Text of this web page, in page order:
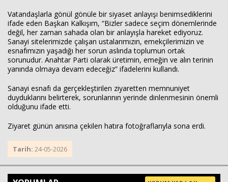
Vatandaşlarla gönül gönüle bir siyaset anlayışı benimsediklerini
ifade eden Başkan Kalkışım, “Bizler sadece seçim dönemlerinde
değil, her zaman sahada olan bir anlayışla hareket ediyoruz.
Sanayi sitelerimizde çalışan ustalarımızın, emekçilerimizin ve
esnafımızın yaşadığı her sorun aslında toplumun ortak
sorunudur. Anahtar Parti olarak üretimin, emeğin ve alın terinin
yanında olmaya devam edeceğiz” ifadelerini kullandı.
Sanayi esnafı da gerçekleştirilen ziyaretten memnuniyet
duyduklarını belirterek, sorunlarının yerinde dinlenmesinin önemli
olduğunu ifade etti.
Ziyaret günün anısına çekilen hatıra fotoğraflarıyla sona erdi.
Tarih: 24-05-2026